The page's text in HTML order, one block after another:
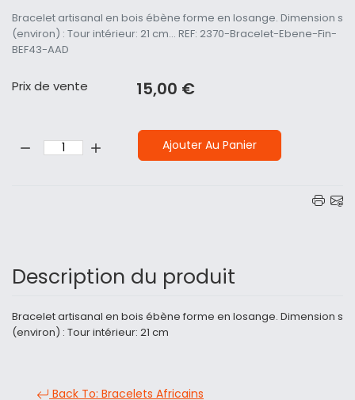
Bracelet artisanal en bois ébène forme en losange. Dimension s
(environ) : Tour intérieur: 21 cm... REF: 2370-Bracelet-Ebene-Fin-
BEF43-AAD
Prix ​​de vente 15,00 €
Ajouter Au Panier
Description du produit
Bracelet artisanal en bois ébène forme en losange. Dimension s
(environ) : Tour intérieur: 21 cm
Back To: Bracelets Africains